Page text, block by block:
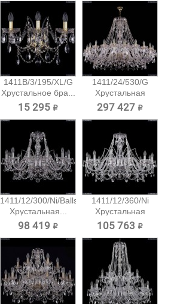
1411B/3/195/XL/G
Хрустальное бра...
15 295 ₽
1411/24/530/G
Хрустальная
подвесная...
297 427 ₽
1411/12/300/Ni/Balls
Хрустальная...
98 419 ₽
1411/12/360/Ni
Хрустальная
подвесная...
105 763 ₽